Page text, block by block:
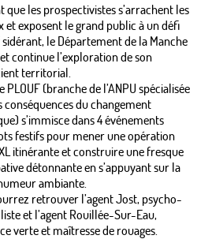
que les prospectivistes s’arrachent les
et exposent le grand public à un défi
le Département de la Manche
continue l’exploration de son
territorial.
PLOUF (branche de l’ANPU spécialisée
conséquences du changement
s’immisce dans 4 événements
festifs pour mener une opération
itinérante et construire une fresque
détonnante en s’appuyant sur la
ambiante.
retrouver l’agent Jost, psycho-
et l’agent Rouillée-Sur-Eau,
verte et maîtresse de rouages.